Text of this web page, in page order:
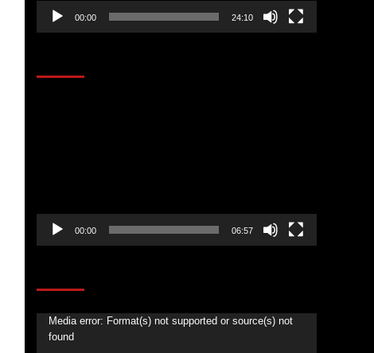
00:00 24:10
00:00 06:57
Reproductor
Media error: Format(s) not supported or source(s) not
found